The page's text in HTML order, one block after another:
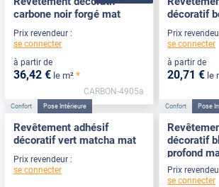
carbone noir forgé mat
Prix revendeur :
se connecter
à partir de
36,42 € le m² *
CARBON-4905a
décoratif
Prix
se connecter
à partir de
20,71 € le
Confort Pose Intérieure
Revêtement adhésif
décoratif vert matcha mat
Prix revendeur :
se connecter
Confort Pose
décoratif
profond
Prix
se connecter